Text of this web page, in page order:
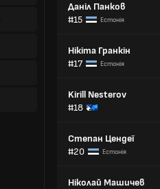
Даніл Панков
#15
Естонія
Нікіта Гранкін
#17
Естонія
Kirill Nesterov
#18
Степан Цендеї
#20
Естонія
Ніколай Машичев